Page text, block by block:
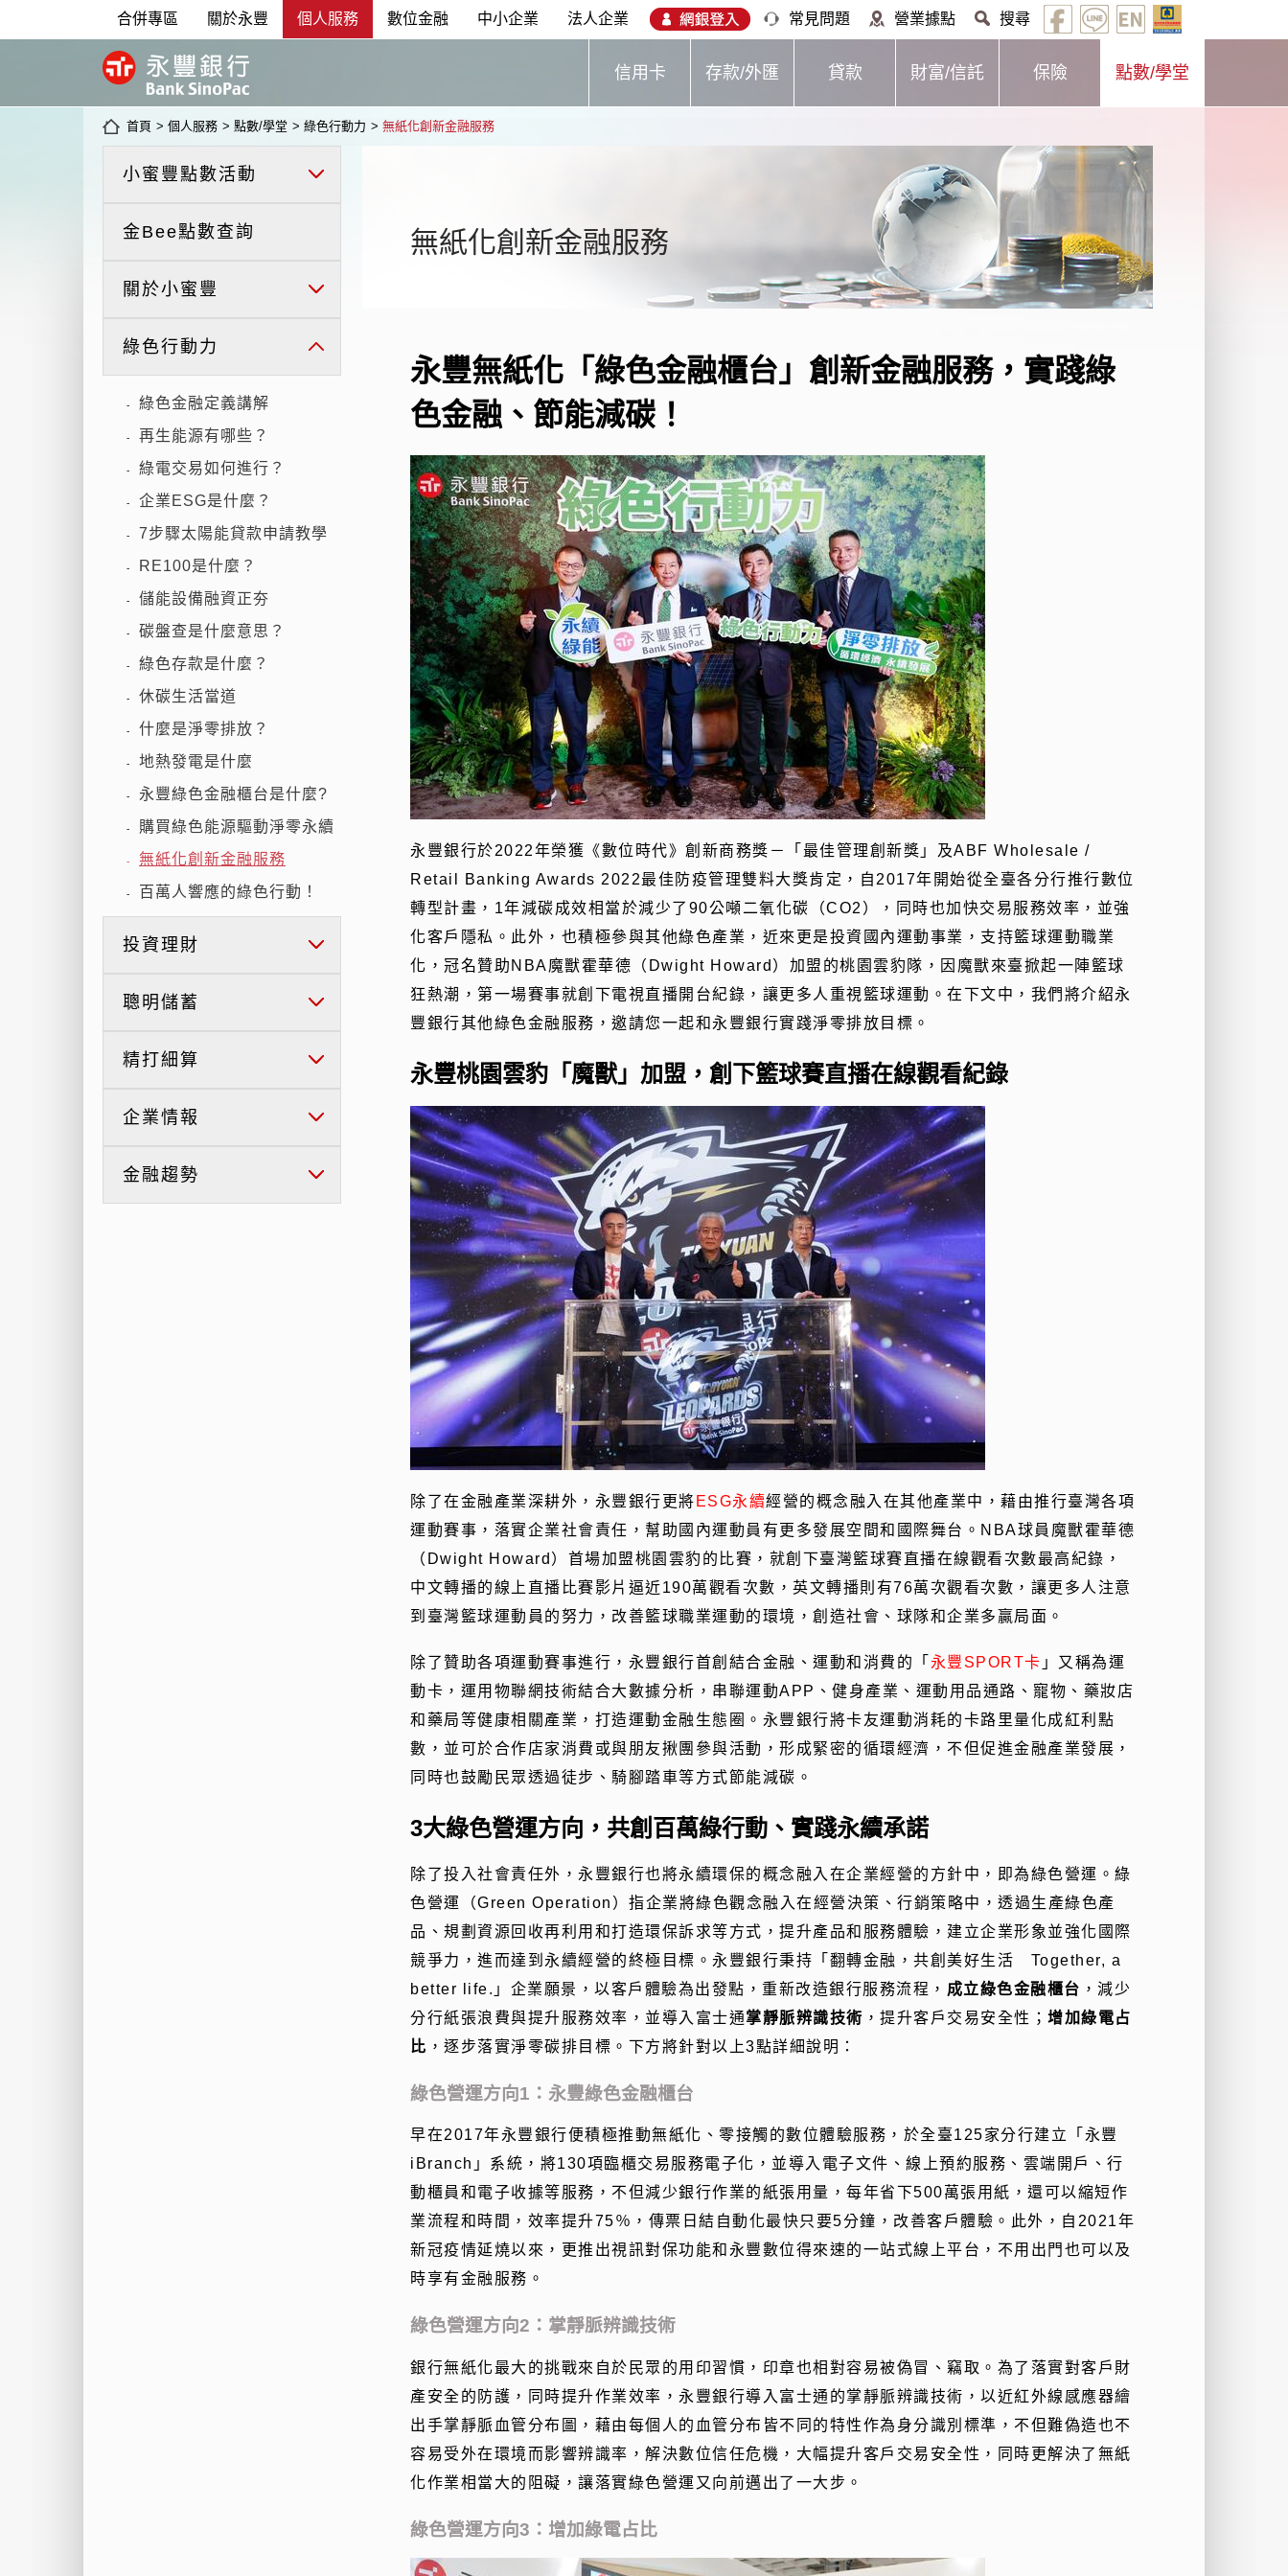
合併專區 關於永豐 個人服務 數位金融 中小企業 法人企業 常見問題 營業據點 搜尋
信用卡 存款/外匯 貸款 財富/信託 保險 點數/學堂
首頁 > 個人服務 > 點數/學堂 > 綠色行動力 > 無紙化創新金融服務
小蜜豐點數活動
金Bee點數查詢
關於小蜜豐
綠色行動力
- 綠色金融定義講解
- 再生能源有哪些？
- 綠電交易如何進行？
- 企業ESG是什麼？
- 7步驟太陽能貸款申請教學
- RE100是什麼？
- 儲能設備融資正夯
- 碳盤查是什麼意思？
- 綠色存款是什麼？
- 休碳生活當道
- 什麼是淨零排放？
- 地熱發電是什麼
- 永豐綠色金融櫃台是什麼?
- 購買綠色能源驅動淨零永續
- 無紙化創新金融服務
- 百萬人響應的綠色行動！
投資理財
聰明儲蓄
精打細算
企業情報
金融趨勢
無紙化創新金融服務
永豐無紙化「綠色金融櫃台」創新金融服務，實踐綠
色金融、節能減碳！
永豐銀行於2022年榮獲《數位時代》創新商務獎－「最佳管理創新獎」及ABF Wholesale /
Retail Banking Awards 2022最佳防疫管理雙料大獎肯定，自2017年開始從全臺各分行推行數位
轉型計畫，1年減碳成效相當於減少了90公噸二氧化碳（CO2），同時也加快交易服務效率，並強
化客戶隱私。此外，也積極參與其他綠色產業，近來更是投資國內運動事業，支持籃球運動職業
化，冠名贊助NBA魔獸霍華德（Dwight Howard）加盟的桃園雲豹隊，因魔獸來臺掀起一陣籃球
狂熱潮，第一場賽事就創下電視直播開台紀錄，讓更多人重視籃球運動。在下文中，我們將介紹永
豐銀行其他綠色金融服務，邀請您一起和永豐銀行實踐淨零排放目標。
永豐桃園雲豹「魔獸」加盟，創下籃球賽直播在線觀看紀錄
除了在金融產業深耕外，永豐銀行更將 ESG永續經營的概念融入在其他產業中，藉由推行臺灣各項
運動賽事，落實企業社會責任，幫助國內運動員有更多發展空間和國際舞台。NBA球員魔獸霍華德
（Dwight Howard）首場加盟桃園雲豹的比賽，就創下臺灣籃球賽直播在線觀看次數最高紀錄，
中文轉播的線上直播比賽影片逼近190萬觀看次數，英文轉播則有76萬次觀看次數，讓更多人注意
到臺灣籃球運動員的努力，改善籃球職業運動的環境，創造社會、球隊和企業多贏局面。
除了贊助各項運動賽事進行，永豐銀行首創結合金融、運動和消費的「 永豐SPORT卡 」又稱為運
動卡，運用物聯網技術結合大數據分析，串聯運動APP、健身產業、運動用品通路、寵物、藥妝店
和藥局等健康相關產業，打造運動金融生態圈。永豐銀行將卡友運動消耗的卡路里量化成紅利點
數，並可於合作店家消費或與朋友揪團參與活動，形成緊密的循環經濟，不但促進金融產業發展，
同時也鼓勵民眾透過徒步、騎腳踏車等方式節能減碳。
3大綠色營運方向，共創百萬綠行動、實踐永續承諾
除了投入社會責任外，永豐銀行也將永續環保的概念融入在企業經營的方針中，即為綠色營運。綠
色營運（Green Operation）指企業將綠色觀念融入在經營決策、行銷策略中，透過生產綠色產
品、規劃資源回收再利用和打造環保訴求等方式，提升產品和服務體驗，建立企業形象並強化國際
競爭力，進而達到永續經營的終極目標。永豐銀行秉持「翻轉金融，共創美好生活 Together, a
better life.」企業願景，以客戶體驗為出發點，重新改造銀行服務流程， 成立綠色金融櫃台 ，減少
分行紙張浪費與提升服務效率，並導入富士通掌靜脈辨識技術 ，提升客戶交易安全性；增加綠電占
比 ，逐步落實淨零碳排目標。下方將針對以上3點詳細說明：
綠色營運方向1：永豐綠色金融櫃台
早在2017年永豐銀行便積極推動無紙化、零接觸的數位體驗服務，於全臺125家分行建立「永豐
iBranch」系統，將130項臨櫃交易服務電子化，並導入電子文件、線上預約服務、雲端開戶、行
動櫃員和電子收據等服務，不但減少銀行作業的紙張用量，每年省下500萬張用紙，還可以縮短作
業流程和時間，效率提升75％，傳票日結自動化最快只要5分鐘，改善客戶體驗。此外，自2021年
新冠疫情延燒以來，更推出視訊對保功能和永豐數位得來速的一站式線上平台，不用出門也可以及
時享有金融服務。
綠色營運方向2：掌靜脈辨識技術
銀行無紙化最大的挑戰來自於民眾的用印習慣，印章也相對容易被偽冒、竊取。為了落實對客戶財
產安全的防護，同時提升作業效率，永豐銀行導入富士通的掌靜脈辨識技術，以近紅外線感應器繪
出手掌靜脈血管分布圖，藉由每個人的血管分布皆不同的特性作為身分識別標準，不但難偽造也不
容易受外在環境而影響辨識率，解決數位信任危機，大幅提升客戶交易安全性，同時更解決了無紙
化作業相當大的阻礙，讓落實綠色營運又向前邁出了一大步。
綠色營運方向3：增加綠電占比